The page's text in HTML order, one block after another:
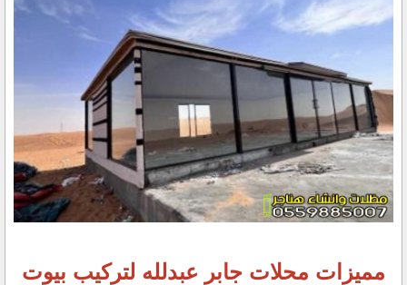
مميزات محلات جابر عبدلله لتركيب بيوت